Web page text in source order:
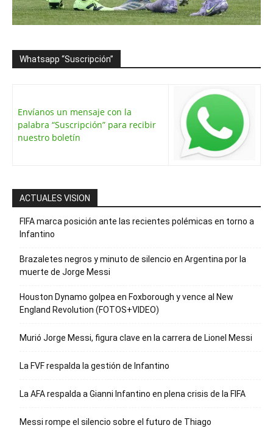
Whatsapp “Suscripción”
Envíanos un mensaje con la
palabra “Suscripción” para recibir
nuestro boletín
ACTUALES VISION
FIFA marca posición ante las recientes polémicas en torno a
Infantino
Brazaletes negros y minuto de silencio en Argentina por la
muerte de Jorge Messi
Houston Dynamo golpea en Foxborough y vence al New
England Revolution (FOTOS+VIDEO)
Murió Jorge Messi, figura clave en la carrera de Lionel Messi
La FVF respalda la gestión de Infantino
La AFA respalda a Gianni Infantino en plena crisis de la FIFA
Messi rompe el silencio sobre el futuro de Thiago